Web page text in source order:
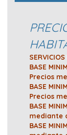
BASE
Precios
BASE
Precios
BASE
mediante
BASE